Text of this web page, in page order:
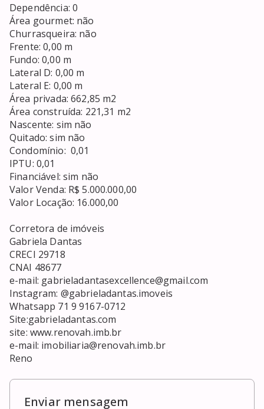
Dependência: 0
Área gourmet: não
Churrasqueira: não
Frente: 0,00 m
Fundo: 0,00 m
Lateral D: 0,00 m
Lateral E: 0,00 m
Área privada: 662,85 m2
Área construída: 221,31 m2
Nascente: sim não
Quitado: sim não
Condomínio:  0,01
IPTU: 0,01
Financiável: sim não
Valor Venda: R$ 5.000.000,00
Valor Locação: 16.000,00
Corretora de imóveis
Gabriela Dantas
CRECI 29718
CNAI 48677
e-mail: gabrieladantasexcellence@gmail.com
Instagram: @gabrieladantas.imoveis
Whatsapp 71 9 9167-0712
Site:gabrieladantas.com
site: www.renovah.imb.br
e-mail: imobiliaria@renovah.imb.br
Reno
Enviar mensagem